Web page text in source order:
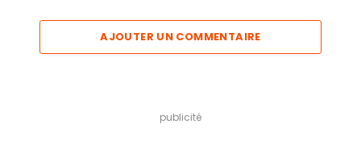
AJOUTER UN COMMENTAIRE
publicité